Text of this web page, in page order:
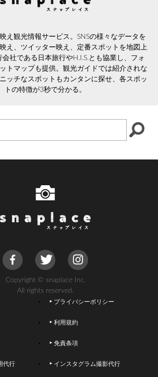
え観光情報サービス。SNSの様々なデータを
え、ツイッター映え、定番スポットを地図上
社である日本旅行やH.I.S.とも協業し、フォ
トマップも提供。観光ガイドでは紹介されな
ッチなスポットもカンタンに探せ、各スポッ
トの特徴が3秒で分かる。
Copyright © snaplace Inc.
All rights reserved.
プライバシーポリシー
利用規約
免責条項
代行 インスタグラム撮影代行